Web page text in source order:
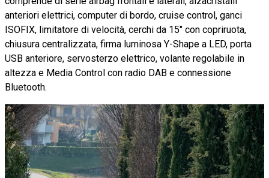
anteriori elettrici, computer di bordo, cruise control, ganci
ISOFIX, limitatore di velocità, cerchi da 15" con copriruota,
chiusura centralizzata, firma luminosa Y-Shape a LED, porta
USB anteriore, servosterzo elettrico, volante regolabile in
altezza e Media Control con radio DAB e connessione
Bluetooth.